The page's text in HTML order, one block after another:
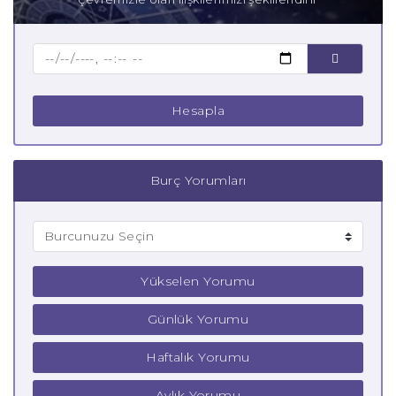
Baba Aslan Burcu
Hesapla
Burç Yorumları
Yükselen Yorumu
Günlük Yorumu
Haftalık Yorumu